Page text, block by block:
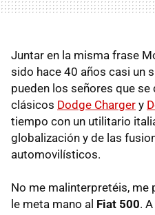
Juntar en la misma frase
sido hace 40 años casi un
pueden los señores que
clásicos Dodge Charger y
tiempo con un utilitario
globalización y de las
automovilísticos.
No me malinterpretéis,
le meta mano al Fiat 500.